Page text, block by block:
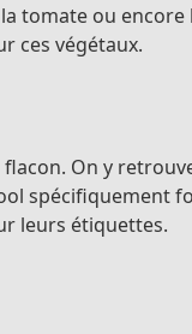
tomate ou
ces végétaux.
On y
spécifiquement
leurs étiquettes.